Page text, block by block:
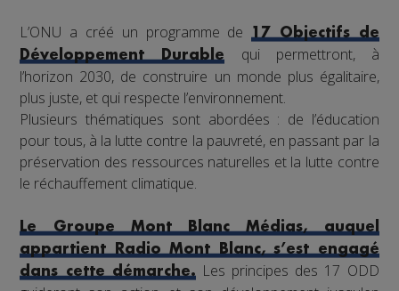
L’ONU a créé un programme de17 Objectifs de
Développement Durable
qui permettront, à
l’horizon 2030, de construire un monde plus égalitaire,
plus juste, et qui respecte l’environnement.
Plusieurs thématiques sont abordées : de l’éducation
pour tous, à la lutte contre la pauvreté, en passant par la
préservation des ressources naturelles et la lutte contre
le réchauffement climatique.
Le Groupe Mont Blanc Médias, auquel
appartient Radio Mont Blanc, s’est engagé
dans cette démarche.Les principes des 17 ODD